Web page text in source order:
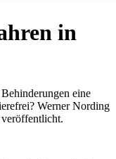
in
eine
Werner Nording